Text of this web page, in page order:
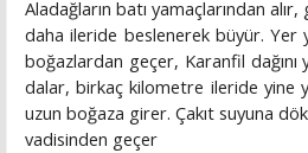
Aladağların batı yamaçlarından
daha ileride beslenerek büyür. Yer
boğazlardan geçer, Karanfil
dalar, birkaç kilometre ileride yine
uzun boğaza girer. Çakıt suyuna
vadisinden geçer